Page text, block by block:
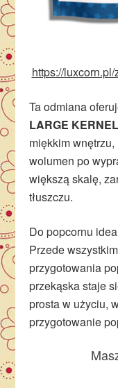
https://
Ta odmiana
LARGE KERNEL
miękkim
wolumen po
większą skalę,
tłuszczu.
Do popcornu
Przede
przygotowania
przekąska staje
prosta w użyciu,
przygotowanie